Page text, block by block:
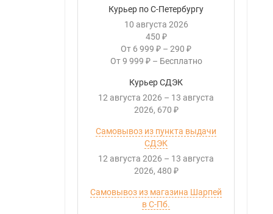
Курьер по С-Петербургу
10 августа 2026
450 ₽
От 6 999 ₽ – 290 ₽
От 9 999 ₽ – Бесплатно
Курьер СДЭК
12 августа 2026 – 13 августа
2026 670 ₽
Самовывоз из пункта выдачи
СДЭК
12 августа 2026 – 13 августа
2026 480 ₽
Самовывоз из магазина Шарпей
в С-Пб.